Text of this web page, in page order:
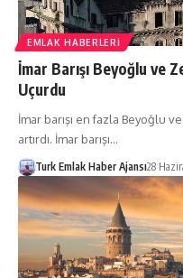
EMLAK HABERLERI
İmar Barışı Beyoğlu ve
Uçurdu
İmar barışı en fazla Beyoğlu
artırdı. İmar barışı…
Turk Emlak Haber Ajansı28